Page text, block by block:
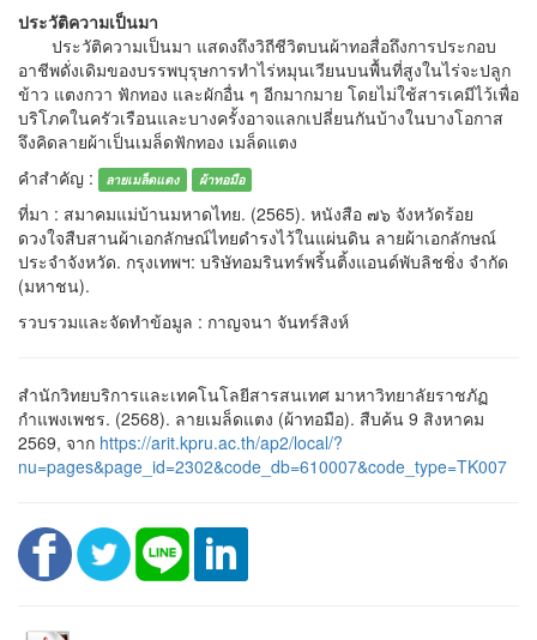
ประวัติความเป็นมา
ประวัติความเป็นมา แสดงถึงวิถีชีวิตบนผ้าทอสื่อถึงการประกอบ
อาชีพดั่งเดิมของบรรพบุรุษการทำไร่หมุนเวียนบนพื้นที่สูงในไร่จะปลูก
ข้าว แตงกวา ฟักทอง และผักอื่น ๆ อีกมากมาย โดยไม่ใช้สารเคมีไว้เพื่อ
บริโภคในครัวเรือนและบางครั้งอาจแลกเปลี่ยนกันบ้างในบางโอกาส
จึงคิดลายผ้าเป็นเมล็ดฟักทอง เมล็ดแตง
คำสำคัญ :
ลายเมล็ดแตง ผ้าทอมือ
ที่มา : สมาคมแม่บ้านมหาดไทย. (2565). หนังสือ ๗๖ จังหวัดร้อย
ดวงใจสืบสานผ้าเอกลักษณ์ไทยดำรงไว้ในแผ่นดิน ลายผ้าเอกลักษณ์
ประจำจังหวัด. กรุงเทพฯ: บริษัทอมรินทร์พริ้นติ้งแอนด์พับลิชชิ่ง จำกัด
(มหาชน).
รวบรวมและจัดทำข้อมูล : กาญจนา จันทร์สิงห์
สำนักวิทยบริการและเทคโนโลยีสารสนเทศ มาหาวิทยาลัยราชภัฏ
กำแพงเพชร. (2568). ลายเมล็ดแตง (ผ้าทอมือ). สืบค้น 9 สิงหาคม
2569, จาก https://arit.kpru.ac.th/ap2/local/?
nu=pages&page_id=2302&code_db=610007&code_type=TK007